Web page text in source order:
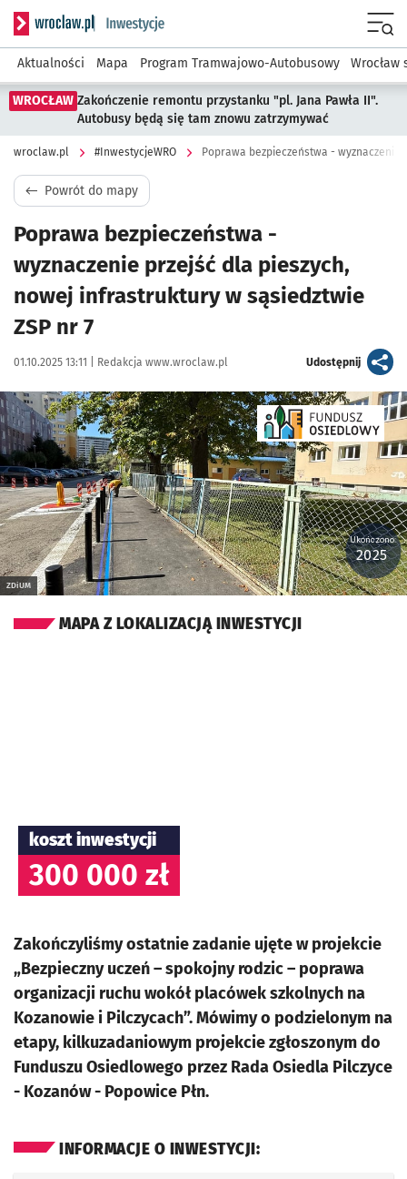
Serwis informacyjny wroclaw.pl podserwis:
Aktualności Mapa Program Tramwajowo-Autobusowy Wrocław
WROCŁAW Zakończenie remontu przystanku "pl. Jana Pawła II".
Autobusy będą się tam znowu zatrzymywać
wroclaw.pl #InwestycjeWRO
Powrót do mapy
Poprawa bezpieczeństwa -
wyznaczenie przejść dla pieszych,
nowej infrastruktury w sąsiedztwie
ZSP nr 7
Data publikacji:
01.10.2025 13:11 | Autor:
Redakcja www.wroclaw.pl Udostępnijartykuł
Kliknij, aby powiększyć
ZDiUM
Ukończono:
2025
MAPA Z LOKALIZACJĄ INWESTYCJI
koszt inwestycji
300 000 zł
Zakończyliśmy ostatnie zadanie ujęte w projekcie
„Bezpieczny uczeń – spokojny rodzic – poprawa
organizacji ruchu wokół placówek szkolnych na
Kozanowie i Pilczycach”. Mówimy o podzielonym na
etapy, kilkuzadaniowym projekcie zgłoszonym do
Funduszu Osiedlowego przez Rada Osiedla Pilczyce
- Kozanów - Popowice Płn.
INFORMACJE O INWESTYCJI: